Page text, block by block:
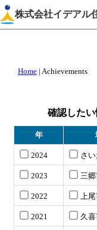
株式会社イデアル
Home Achievements
確認した
年
2024 さ
2023 三
2022 上
2021 久